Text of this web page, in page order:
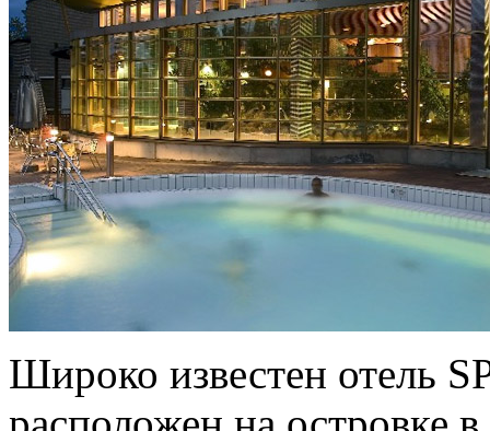
Широко известен отель